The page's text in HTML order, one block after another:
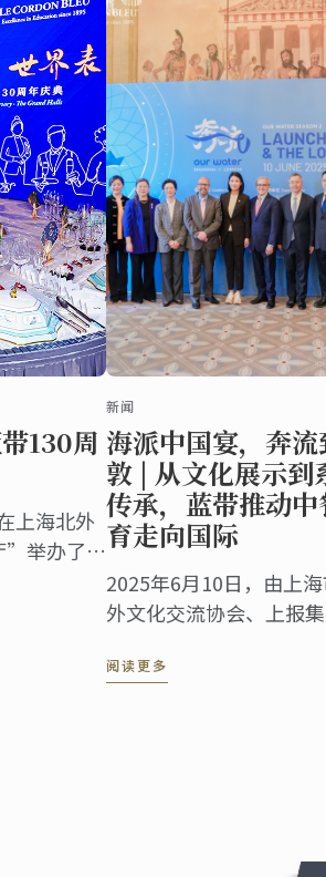
130周
上海北外
”举办了盛
友人，以
新闻
海派中国宴，奔
敦 | 从文化展示到
传承，蓝带推动
育走向国际
2025年6月10日，由上
外文化交流协会、上报
“中华餐饮 世界表达——
阅读更多